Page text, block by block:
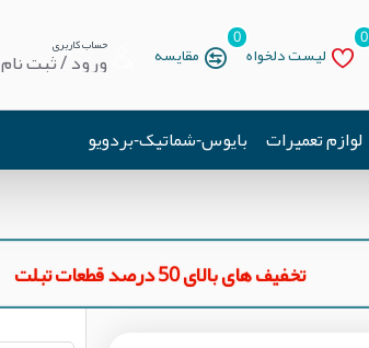
لیست دلخواه
0
مقایسه
0 حساب کاربری
ورود / ثبت نام
لوازم تعمیرات بایوس-شماتیک-بردویو
تخفیف های بالای 50 درصد قطعات تبلت